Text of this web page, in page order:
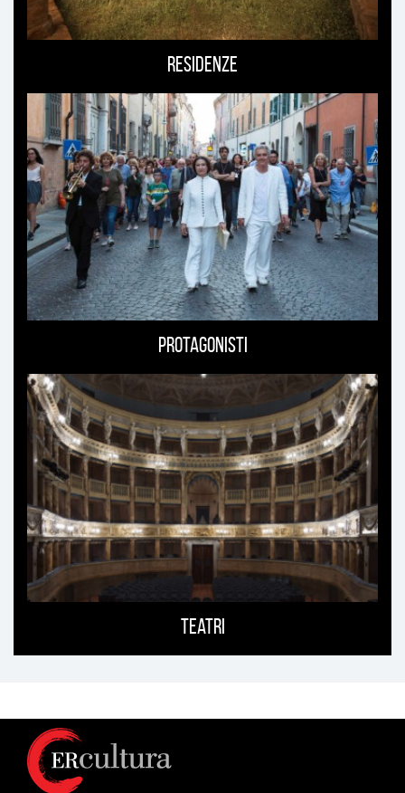
Residenze
Protagonisti
Teatri